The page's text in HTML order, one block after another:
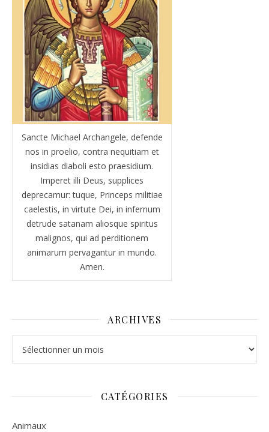
Sancte Michael Archangele, defende
nos in proelio, contra nequitiam et
insidias diaboli esto praesidium.
Imperet illi Deus, supplices
deprecamur: tuque, Princeps militiae
caelestis, in virtute Dei, in infernum
detrude satanam aliosque spiritus
malignos, qui ad perditionem
animarum pervagantur in mundo.
Amen.
ARCHIVES
CATÉGORIES
Animaux